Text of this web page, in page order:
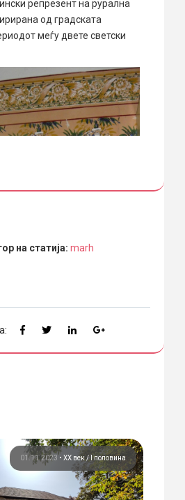
репрезент на рурална
од градската
меѓу двете светски
на статија: marh
01.11.2023 • ХХ век / I половина